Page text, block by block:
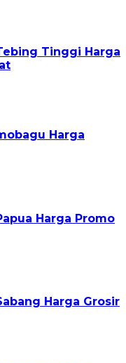
Tinggi Harga
Harga
Harga Promo
Harga Grosir